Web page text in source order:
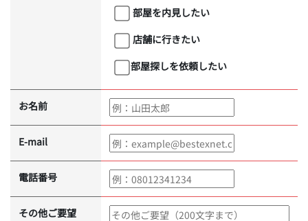
部屋を内見したい
店舗に行きたい
部屋探しを依頼したい
お名前
E-mail
電話番号
その他ご要望